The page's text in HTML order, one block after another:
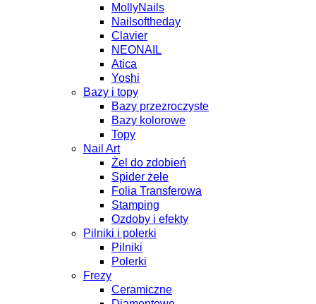
MollyNails
Nailsoftheday
Clavier
NEONAIL
Atica
Yoshi
Bazy i topy
Bazy przezroczyste
Bazy kolorowe
Topy
Nail Art
Żel do zdobień
Spider żele
Folia Transferowa
Stamping
Ozdoby i efekty
Pilniki i polerki
Pilniki
Polerki
Frezy
Ceramiczne